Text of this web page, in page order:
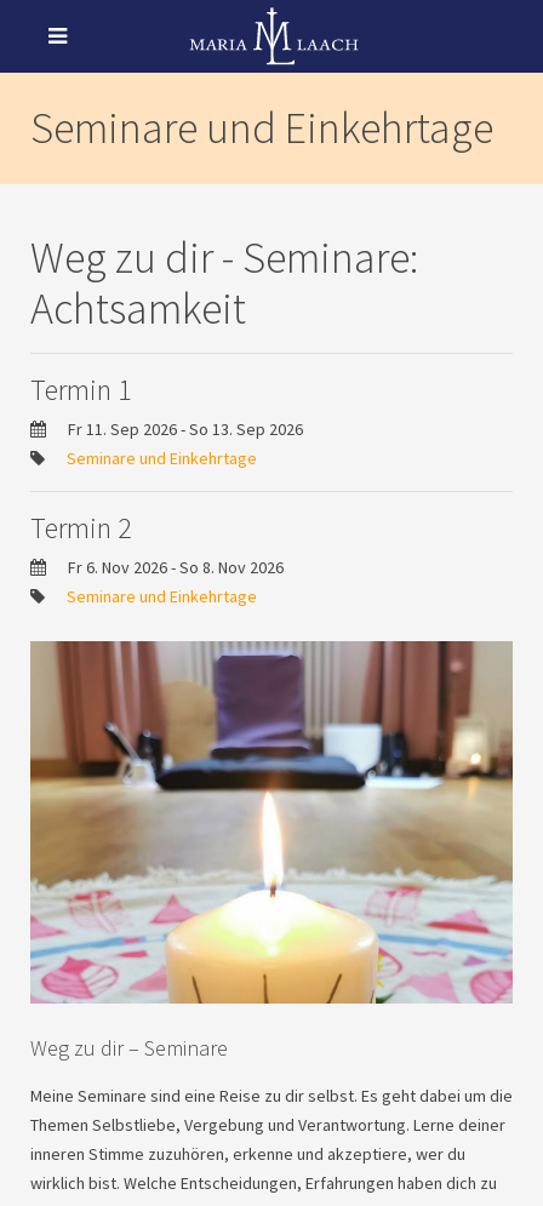
Seminare und Einkehrtage
Weg zu dir - Seminare:
Achtsamkeit
Termin 1
Fr 11. Sep 2026 - So 13. Sep 2026
Seminare und Einkehrtage
Termin 2
Fr 6. Nov 2026 - So 8. Nov 2026
Seminare und Einkehrtage
Weg zu dir – Seminare
Meine Seminare sind eine Reise zu dir selbst. Es geht dabei um die
Themen Selbstliebe, Vergebung und Verantwortung. Lerne deiner
inneren Stimme zuzuhören, erkenne und akzeptiere, wer du
wirklich bist. Welche Entscheidungen, Erfahrungen haben dich zu